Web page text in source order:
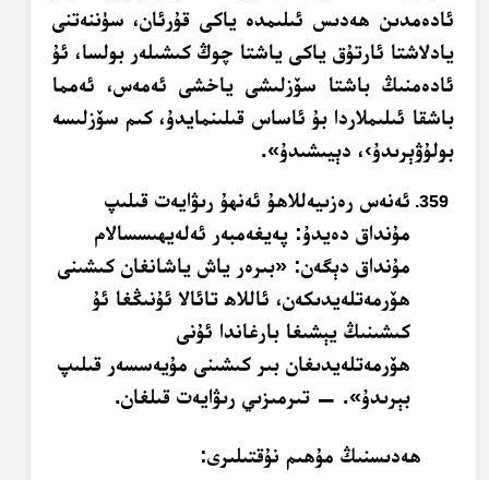
ئادەمدىن ھەدىس ئىلىمدە ياكى قۇرئان، سۈننەتنى
يادلاشتا ئارتۇق ياكى ياشتا چوڭ كىشىلەر بولسا، ئۇ
ئادەمنىڭ باشتا سۆزلىشى ياخشى ئەمەس، ئەمما
باشقا ئىلىملاردا بۇ ئاساس قىلىنمايدۇ، كىم سۆزلىسە
بولۇۋېرىدۇ›، دېيىشىدۇ».
ئەنەس رەزىيەللاھۇ ئەنھۇ رىۋايەت قىلىپ
مۇنداق دەيدۇ: پەيغەمبەر ئەلەيھىسسالام
مۇنداق دېگەن: «بىرەر ياش ياشانغان كىشىنى
ھۆرمەتلەيدىكەن، ئاللاھ تائالا ئۇنىڭغا ئۇ
كىشىنىڭ يېشىغا بارغاندا ئۇنى
ھۆرمەتلەيدىغان بىر كىشىنى مۇيەسسەر قىلىپ
بېرىدۇ». — تىرمىزىي رىۋايەت قىلغان.
ھەدىسنىڭ مۇھىم نۇقتىلىرى: